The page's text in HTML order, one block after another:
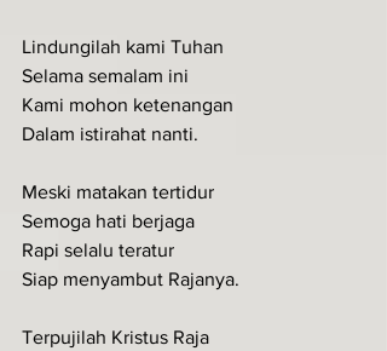
Lindungilah kami Tuhan
Selama semalam ini
Kami mohon ketenangan
Dalam istirahat nanti.
Meski matakan tertidur
Semoga hati berjaga
Rapi selalu teratur
Siap menyambut Rajanya.
Terpujilah Kristus Raja